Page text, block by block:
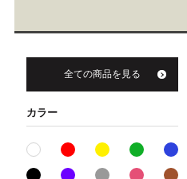
全ての商品を見る
カラー
ホワイト系レッド系 イエロー系グリーン系
ブラック系パープル系グレー系 ピンク系